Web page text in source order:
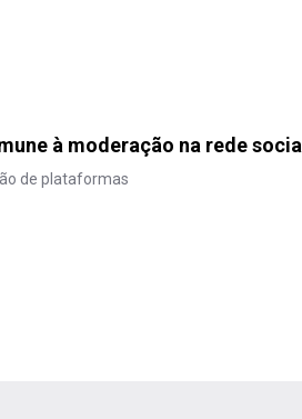
à moderação na rede social
de plataformas